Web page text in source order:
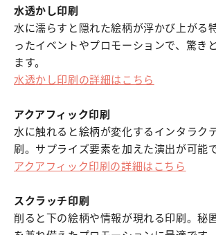
水透かし印刷
水に濡らすと隠れた絵柄が浮かび上がる
ったイベントやプロモーションで、驚き
ます。
水透かし印刷の詳細はこちら
アクアフィック印刷
水に触れると絵柄が変化するインタラク
刷。サプライズ要素を加えた演出が可能で
アクアフィック印刷の詳細はこちら
スクラッチ印刷
削ると下の絵柄や情報が現れる印刷。秘